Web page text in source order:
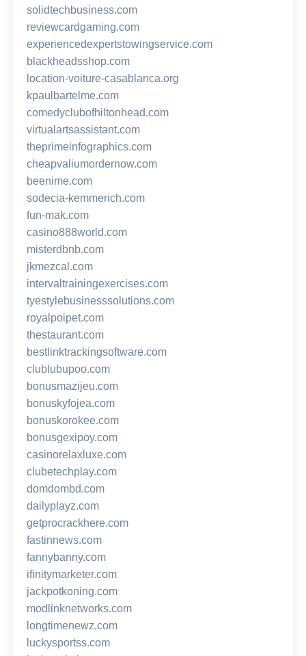
solidtechbusiness.com
reviewcardgaming.com
experiencedexpertstowingservice.com
blackheadsshop.com
location-voiture-casablanca.org
kpaulbartelme.com
comedyclubofhiltonhead.com
virtualartsassistant.com
theprimeinfographics.com
cheapvaliumordernow.com
beenime.com
sodecia-kemmerich.com
fun-mak.com
casino888world.com
misterdbnb.com
jkmezcal.com
intervaltrainingexercises.com
tyestylebusinesssolutions.com
royalpoipet.com
thestaurant.com
bestlinktrackingsoftware.com
clublubupoo.com
bonusmazijeu.com
bonuskyfojea.com
bonuskorokee.com
bonusgexipoy.com
casinorelaxluxe.com
clubetechplay.com
domdombd.com
dailyplayz.com
getprocrackhere.com
fastinnews.com
fannybanny.com
ifinitymarketer.com
jackpotkoning.com
modlinknetworks.com
longtimenewz.com
luckysportss.com